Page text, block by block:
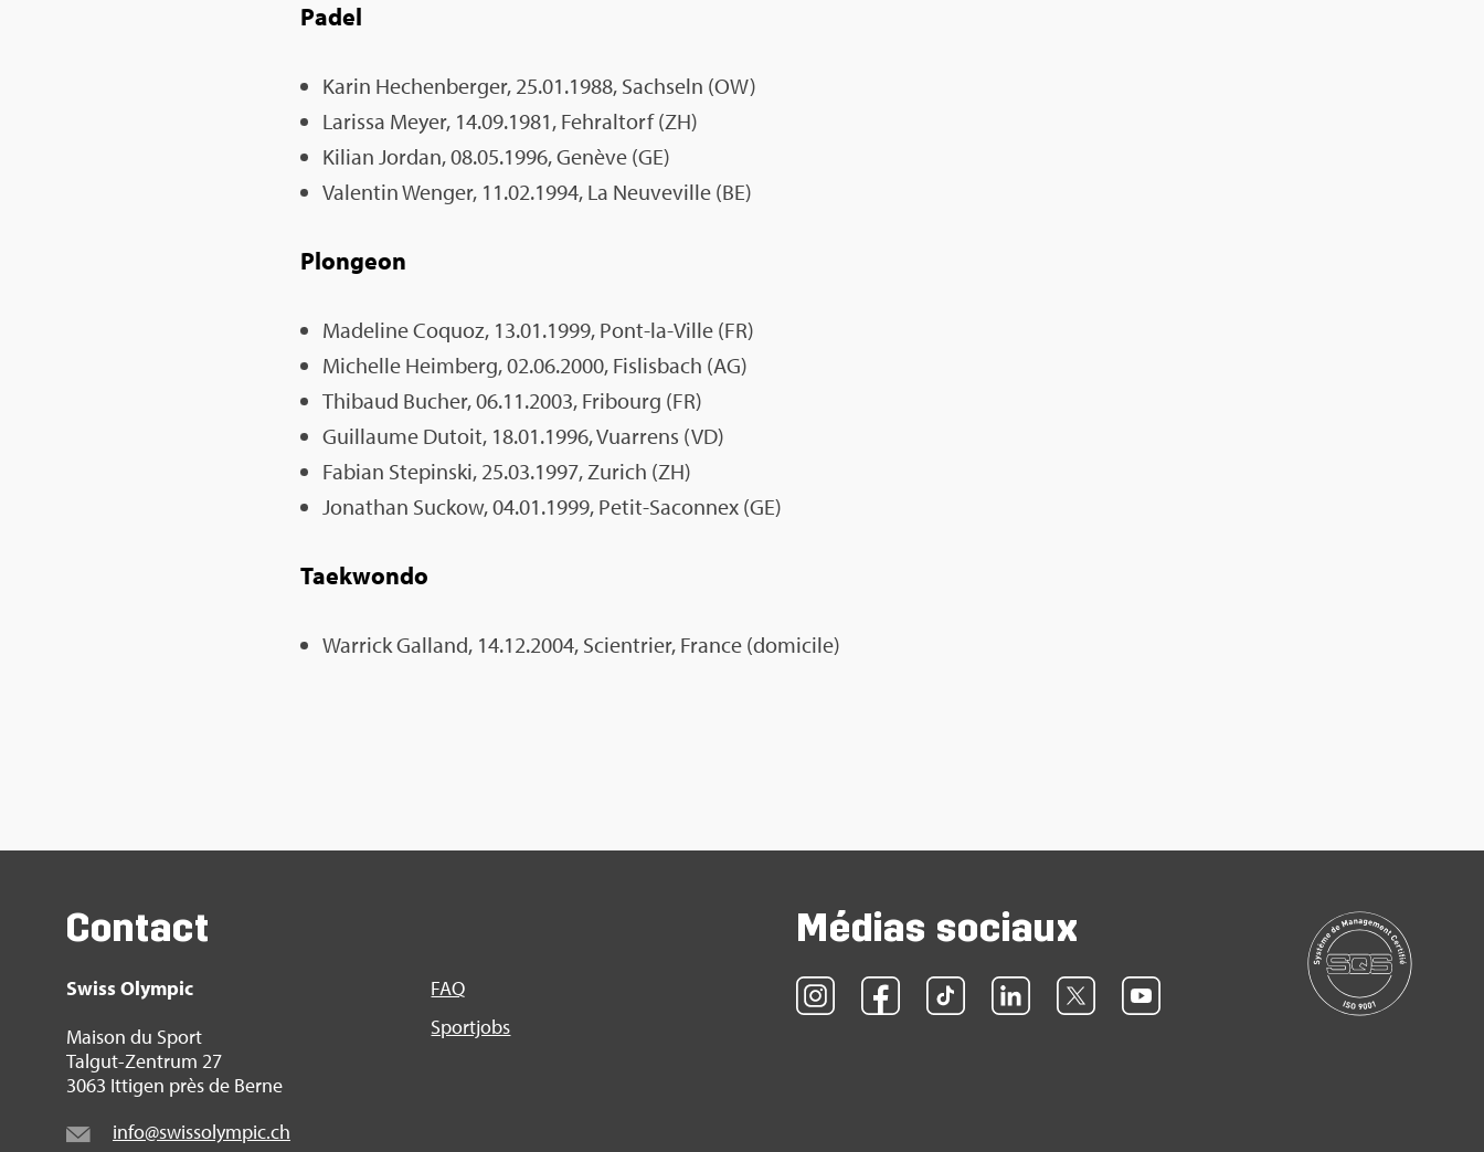
Padel
Karin Hechen­ber­ger, 25.01.1988, Sach­seln (OW)
Larissa Meyer, 14.09.1981, Feh­ral­torf (ZH)
Kilian Jor­dan, 08.05.1996, Genève (GE)
Valen­tin Wen­ger, 11.02.1994, La Neu­ve­ville (BE)
Plon­geon
Made­line Coquoz, 13.01.1999, Pont-la-Ville (FR)
Michelle Heim­berg, 02.06.2000, Fis­lis­bach (AG)
Thi­baud Bucher, 06.11.2003, Fri­bourg (FR)
Guillaume Dutoit, 18.01.1996, Vuar­rens (VD)
Fabian Ste­pinski, 25.03.1997, Zurich (ZH)
Jona­than Suckow, 04.01.1999, Petit-Sacon­nex (GE)
Taek­wondo
War­rick Gal­land, 14.12.2004, Scien­trier, France (domi­cile)
Contact
Swiss Olym­pic
Mai­son du Sport
Tal­gut-Zen­trum 27
3063 Itti­gen près de Berne
info@​swi​ssol​ympi​c.​ch
FAQ
Sport­jobs
Médias sociaux